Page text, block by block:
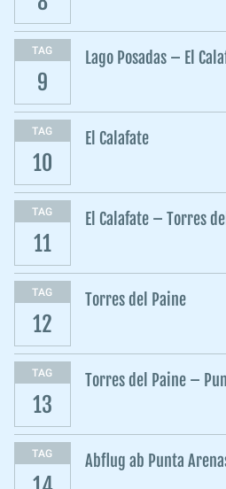
TAG
9
Lago Posadas – El
TAG
10
El Calafate
TAG
11
El Calafate – Torres
TAG
12
Torres del Paine
TAG
13
Torres del Paine –
TAG Abflug ab Punta